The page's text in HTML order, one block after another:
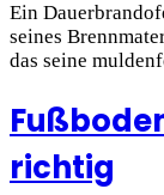
Ein
seines
das seine
richtig